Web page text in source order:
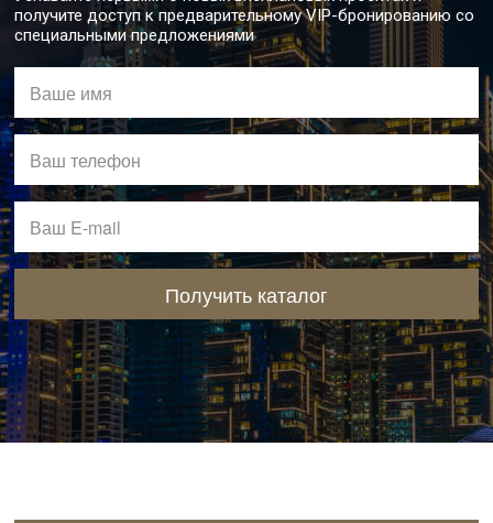
получите доступ к предварительному VIP-бронированию со
специальными предложениями
Получить каталог